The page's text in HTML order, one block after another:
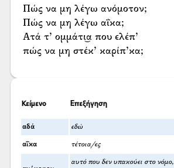
Πώς να μη λέγω ανόμοτον;
Πώς να μη λέγω αΐκα;
Ατά τ’ ομμάτι͜α που ελέπ’
πώς να μη στέκ’ καρίπ’κα;
Κείμενο Επεξήγηση
αδά εδώ
αΐκα τέτοια/ες
αυτό που δεν υπακούει στο νόμο,